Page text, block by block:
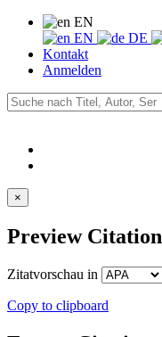
EN
EN
DE
Kontakt
Anmelden
×
Preview Citation
Zitatvorschau in
Copy to clipboard